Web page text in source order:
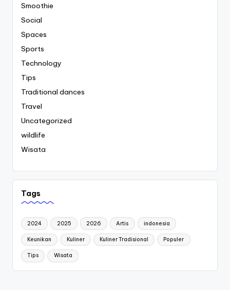
Smoothie
Social
Spaces
Sports
Technology
Tips
Traditional dances
Travel
Uncategorized
wildlife
Wisata
Tags
2024 2025 2026 Artis indonesia
Keunikan Kuliner Kuliner Tradisional Populer
Tips Wisata